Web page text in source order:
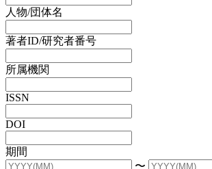
人物/団体名
著者ID/研究者番号
所属機関
ISSN
DOI
期間
〜